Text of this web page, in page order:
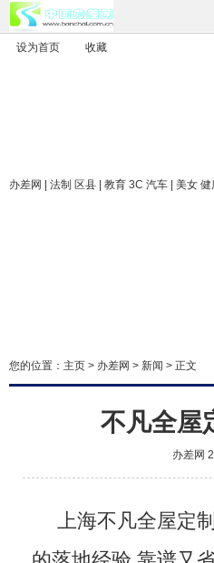
设为首页 收藏
办差网 | 法制 区县 | 教育 3C 汽车 | 美女
您的位置： 主页 > 办差网 > 新闻 > 正文
不凡全屋
办差网
上海不凡全屋定